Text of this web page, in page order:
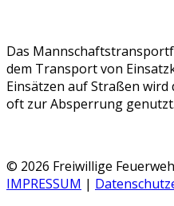
Das
dem Transport von
Einsätzen auf Straßen wird
oft zur Absperrung genutzt.
© 2026 Freiwillige
IMPRESSUM |